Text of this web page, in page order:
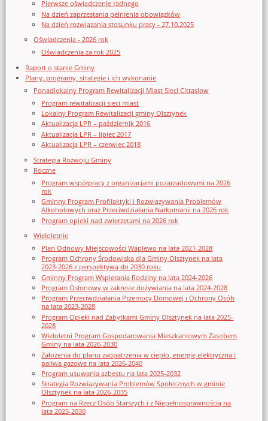
Pierwsze oświadczenie radnego
Na dzień zaprzestania pełnienia obowiązków
Na dzień rozwiązania stosunku pracy - 27.10.2025
Oświadczenia - 2026 rok
Oświadczenia za rok 2025
Raport o stanie Gminy
Plany, programy, strategie i ich wykonanie
Ponadlokalny Program Rewitalizacji Miast Sieci Cittaslow
Program rewitalizacji sieci miast
Lokalny Program Rewitalizacji gminy Olsztynek
Aktualizacja LPR – październik 2016
Aktualizacja LPR – lipiec 2017
Aktualizacja LPR – czerwiec 2018
Strategia Rozwoju Gminy
Roczne
Program współpracy z organizacjami pozarządowymi na 2026
rok
Gminny Program Profilaktyki i Rozwiązywania Problemów
Alkoholowych oraz Przeciwdziałania Narkomanii na 2026 rok
Program opieki nad zwierzętami na 2026 rok
Wieloletnie
Plan Odnowy Miejscowości Waplewo na lata 2021-2028
Program Ochrony Środowiska dla Gminy Olsztynek na lata
2023-2026 z perspektywą do 2030 roku
Gminny Program Wspierania Rodziny na lata 2024-2026
Program Osłonowy w zakresie dożywiania na lata 2024-2028
Program Przeciwdziałania Przemocy Domowej i Ochrony Osób
na lata 2023-2028
Program Opieki nad Zabytkami Gminy Olsztynek na lata 2025-
2028
Wieloletni Program Gospodarowania Mieszkaniowym Zasobem
Gminy na lata 2026-2030
Założenia do planu zaopatrzenia w ciepło, energię elektryczna i
paliwa gazowe na lata 2026-2040
Program usuwania azbestu na lata 2025-2032
Strategia Rozwiązywania Problemów Społecznych w gminie
Olsztynek na lata 2026-2035
Program na Rzecz Osób Starszych i z Niepełnosprawnością na
lata 2025-2030